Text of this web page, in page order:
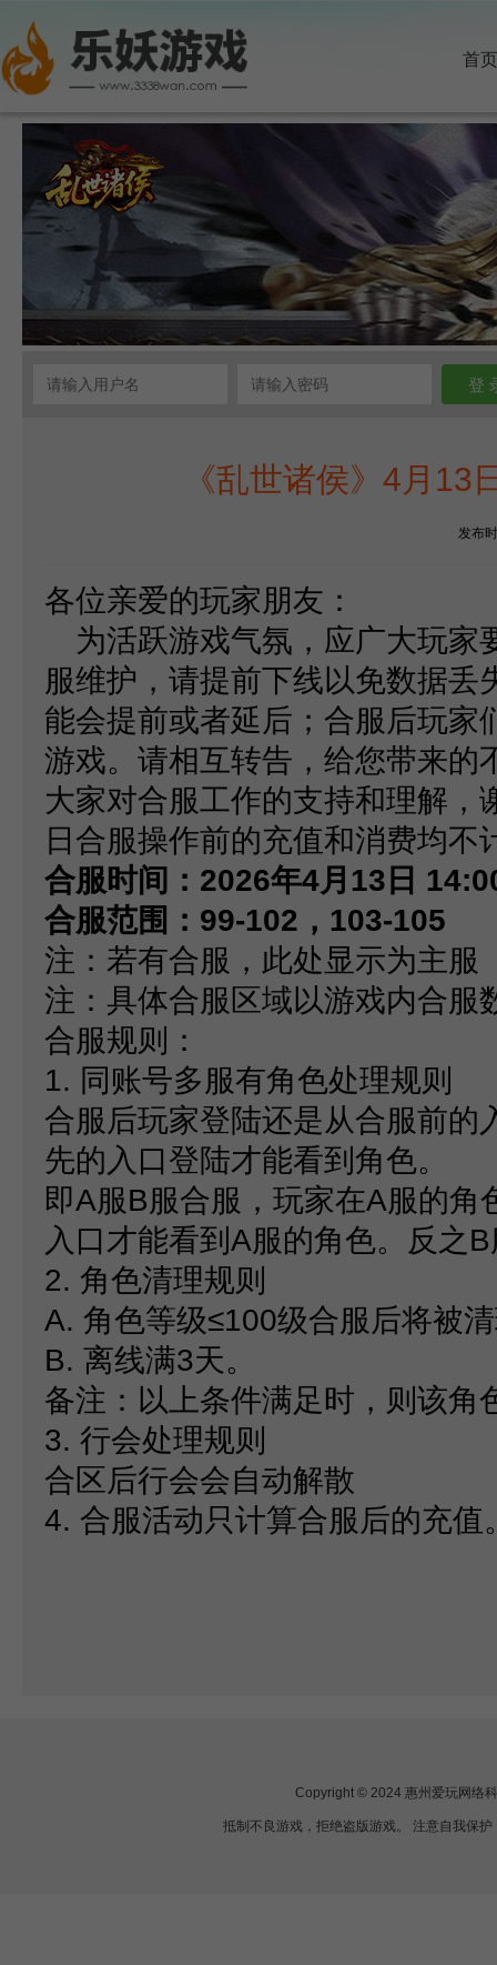
首页
《乱世诸侯》4月13
发布
各位亲爱的玩家朋友：
为活跃游戏气氛，应广大玩家
服维护，请提前下线以免数据丢
能会提前或者延后；合服后玩家
游戏。请相互转告，给您带来的
大家对合服工作的支持和理解，
日合服操作前的充值和消费均不
合服时间： 2026年4月 13 日
合服范围： 99-102 ， 103-105
注：若有合服，此处显示为主服
注：具体合服区域以游戏内合服
合服规则：
1. 同账号多服有角色处理规则
合服后玩家登陆还是从合服前的
先的入口登陆才能看到角色。
即A服B服合服，玩家在A服的角
入口才能看到 A服的角色。反之B
2. 角色清理规则
A. 角色等级≤100级合服后将被
B. 离线满3天。
备注：以上条件满足时，则该角
3. 行会处理规则
合区后行会会自动解散
4. 合服活动只计算合服后的充值
Copyright © 2024 惠州爱玩网络
抵制不良游戏，拒绝盗版游戏。 注意自我保